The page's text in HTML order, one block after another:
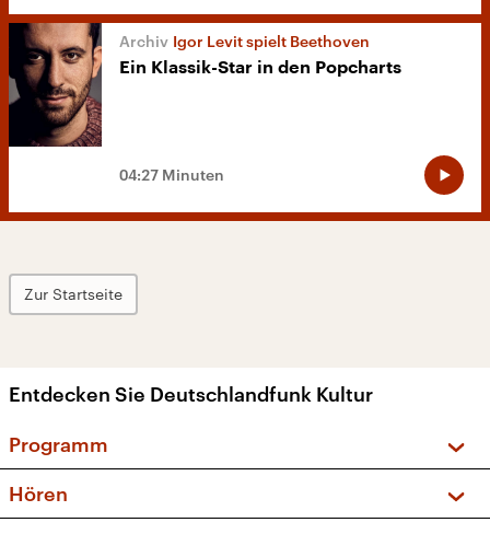
Igor Levit spielt Beethoven
Ein Klassik-Star in den Popcharts
04:27 Minuten
Zur Startseite
Entdecken Sie Deutschlandfunk Kultur
Programm
Sendungen und Podcasts
Hören